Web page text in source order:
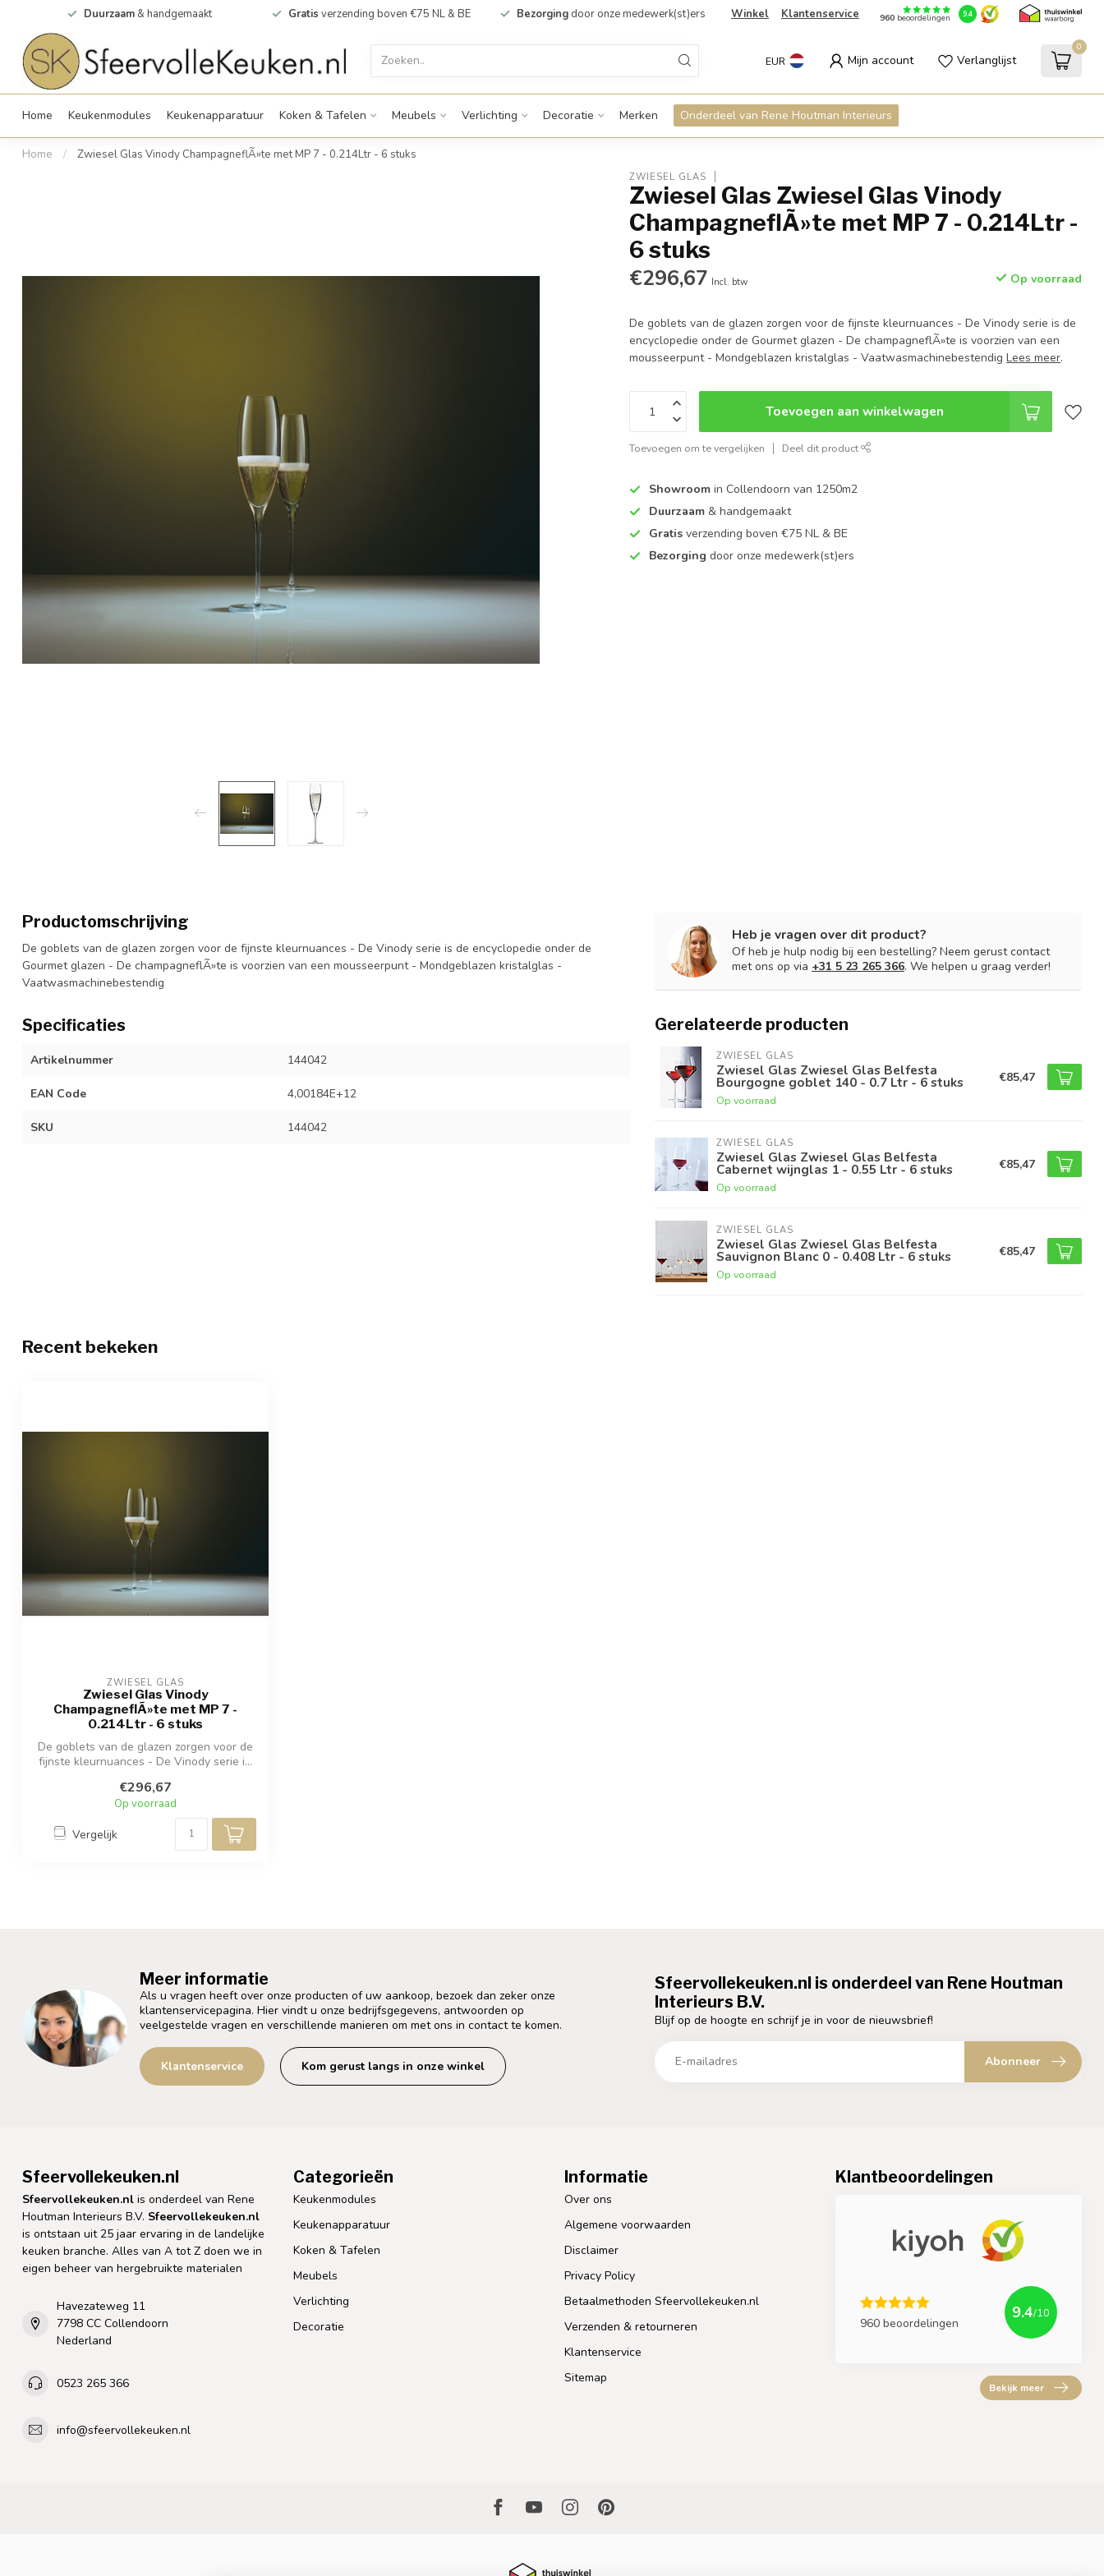
Duurzaam & handgemaakt Gratis verzending boven €75 NL & BE Bezorging door onze medewerk(st)ers Winkel Klantenservice 960beoordelingen 9.4
EUR Mijn account Verlanglijst
0
Home Keukenmodules Keukenapparatuur Koken & Tafelen Meubels Verlichting Decoratie Merken Onderdeel van Rene Houtman Interieurs
Home / Zwiesel Glas Vinody ChampagneflÃ»te met MP 7 - 0.214Ltr - 6 stuks
ZWIESEL GLAS
Zwiesel Glas Zwiesel Glas Vinody
ChampagneflÃ»te met MP 7 - 0.214Ltr -
6 stuks
€296,67 Incl. btw Op voorraad
De goblets van de glazen zorgen voor de fijnste kleurnuances - De Vinody serie is de
encyclopedie onder de Gourmet glazen - De champagneflÃ»te is voorzien van een
mousseerpunt - Mondgeblazen kristalglas - VaatwasmachinebestendigLees meer.
Toevoegen aan winkelwagen
Toevoegen om te vergelijken Deel dit product
Showroom in Collendoorn van 1250m2
Duurzaam & handgemaakt
Gratis verzending boven €75 NL & BE
Bezorging door onze medewerk(st)ers
Productomschrijving
De goblets van de glazen zorgen voor de fijnste kleurnuances - De Vinody serie is de encyclopedie onder de
Gourmet glazen - De champagneflÃ»te is voorzien van een mousseerpunt - Mondgeblazen kristalglas -
Vaatwasmachinebestendig
Specificaties
Artikelnummer 144042
EAN Code 4,00184E+12
SKU 144042
Heb je vragen over dit product?
Of heb je hulp nodig bij een bestelling? Neem gerust contact
met ons op via +31 5 23 265 366. We helpen u graag verder!
Gerelateerde producten
ZWIESEL GLAS
Zwiesel Glas Zwiesel Glas Belfesta
Bourgogne goblet 140 - 0.7 Ltr - 6 stuks
Op voorraad
€85,47
ZWIESEL GLAS
Zwiesel Glas Zwiesel Glas Belfesta
Cabernet wijnglas 1 - 0.55 Ltr - 6 stuks
Op voorraad
€85,47
ZWIESEL GLAS
Zwiesel Glas Zwiesel Glas Belfesta
Sauvignon Blanc 0 - 0.408 Ltr - 6 stuks
Op voorraad
€85,47
Recent bekeken
ZWIESEL GLAS
Zwiesel Glas Vinody
ChampagneflÃ»te met MP 7 -
0.214Ltr - 6 stuks
De goblets van de glazen zorgen voor de
fijnste kleurnuances - De Vinody serie i...
€296,67
Op voorraad
Vergelijk
Meer informatie
Als u vragen heeft over onze producten of uw aankoop, bezoek dan zeker onze
klantenservicepagina. Hier vindt u onze bedrijfsgegevens, antwoorden op
veelgestelde vragen en verschillende manieren om met ons in contact te komen.
Klantenservice Kom gerust langs in onze winkel
Sfeervollekeuken.nl is onderdeel van Rene Houtman
Interieurs B.V.
Blijf op de hoogte en schrijf je in voor de nieuwsbrief!
Abonneer
Sfeervollekeuken.nl
Sfeervollekeuken.nl is onderdeel van Rene
Houtman Interieurs B.V. Sfeervollekeuken.nl
is ontstaan uit 25 jaar ervaring in de landelijke
keuken branche. Alles van A tot Z doen we in
eigen beheer van hergebruikte materialen
Havezateweg 11
7798 CC Collendoorn
Nederland
0523 265 366
info@sfeervollekeuken.nl
Categorieën
Keukenmodules
Keukenapparatuur
Koken & Tafelen
Meubels
Verlichting
Decoratie
Informatie
Over ons
Algemene voorwaarden
Disclaimer
Privacy Policy
Betaalmethoden Sfeervollekeuken.nl
Verzenden & retourneren
Klantenservice
Sitemap
Klantbeoordelingen
960 beoordelingen
9.4/10
Bekijk meer